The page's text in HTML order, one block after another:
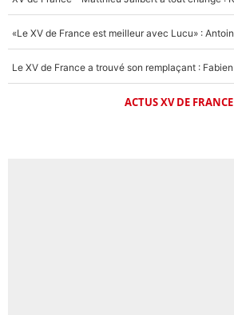
ACTUS XV DE FRANCE